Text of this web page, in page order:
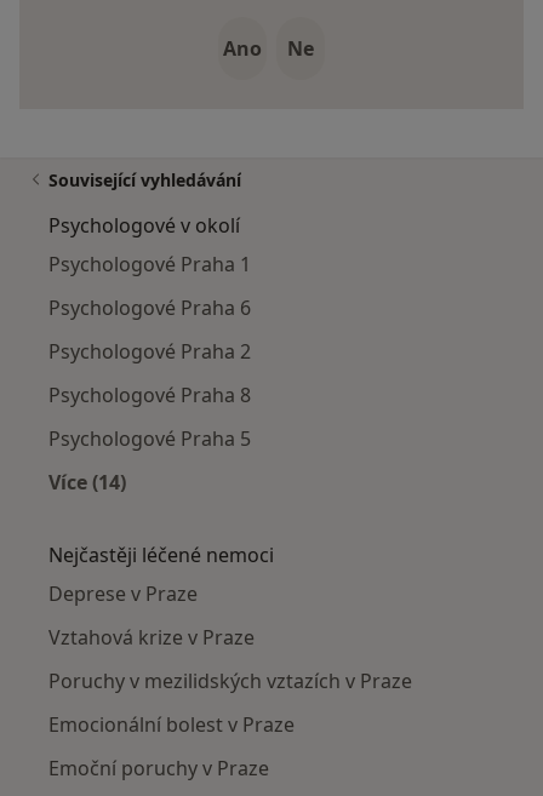
Ano Ne
Související vyhledávání
Psychologové v okolí
Psychologové Praha 1
Psychologové Praha 6
Psychologové Praha 2
Psychologové Praha 8
Psychologové Praha 5
Více (14)
Nejčastěji léčené nemoci
Deprese v Praze
Vztahová krize v Praze
Poruchy v mezilidských vztazích v Praze
Emocionální bolest v Praze
Emoční poruchy v Praze